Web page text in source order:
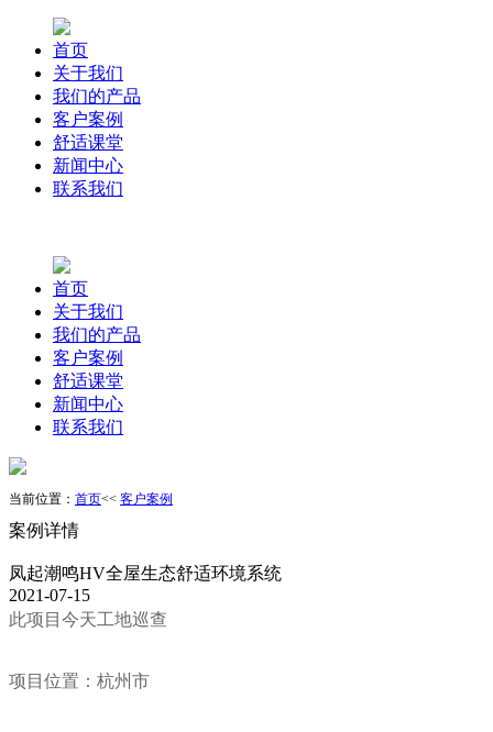
首页
关于我们
我们的产品
客户案例
舒适课堂
新闻中心
联系我们
首页
关于我们
我们的产品
客户案例
舒适课堂
新闻中心
联系我们
当前位置： 首页<< 客户案例
案例详情
凤起潮鸣HV全屋生态舒适环境系统
2021-07-15
此项目今天工地巡查
项目位置：杭州市